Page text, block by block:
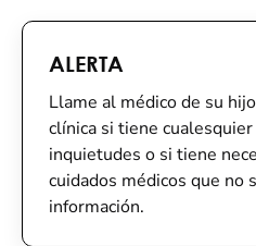
ALERTA
Llame al médico de su
clínica si tiene
inquietudes o si tiene
cuidados médicos que no
información.